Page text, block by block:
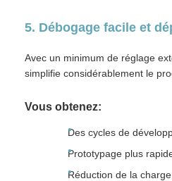
5. Débogage facile et
Avec un minimum de réglage
simplifie considérablement le
Vous obtenez:
Des cycles de
Prototypage plus
Réduction de la